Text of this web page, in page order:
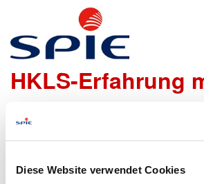
Diese Website verwendet Cookies
Junior Teamleiter
HKLS-Erfahrung
Wir freuen uns sehr, dass Du Dich bei
möchtest!
Um den Bewerbungsprozess für Dich